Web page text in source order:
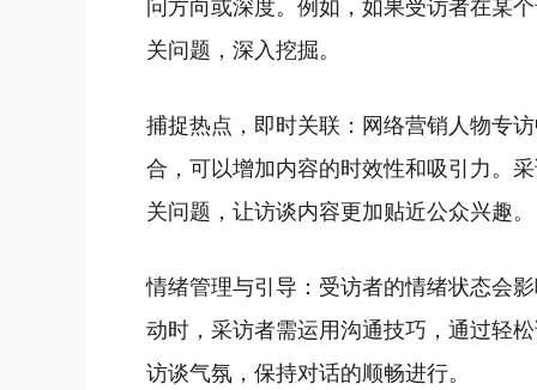
关问题，深入挖掘。
捕捉热点，即时关联：网络营销人物专
合，可以增加内容的时效性和吸引力。
关问题，让访谈内容更加贴近公众兴趣。
情绪管理与引导：受访者的情绪状态会
动时，采访者需运用沟通技巧，通过轻
访谈气氛，保持对话的顺畅进行。